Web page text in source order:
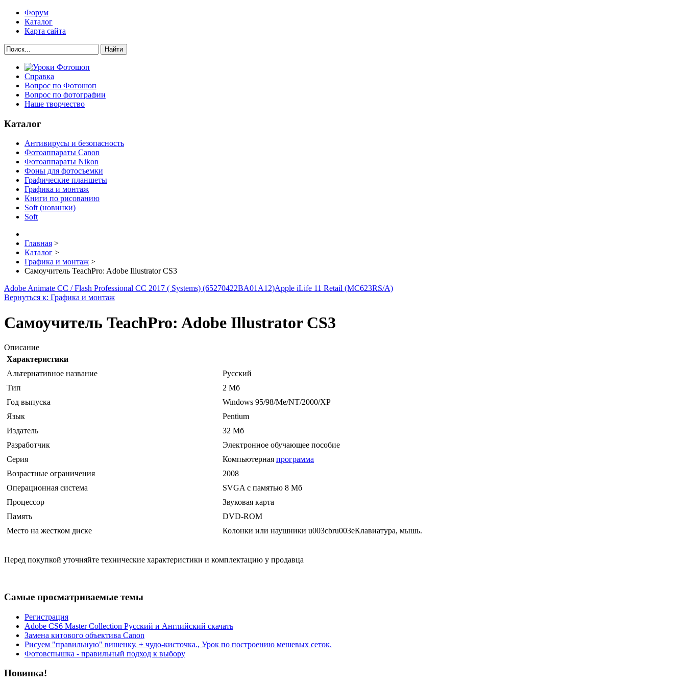
Форум
Каталог
Карта сайта
Найти
Справка
Вопрос по Фотошоп
Вопрос по фотографии
Наше творчество
Каталог
Антивирусы и безопасность
Фотоаппараты Canon
Фотоаппараты Nikon
Фоны для фотосъемки
Графические планшеты
Графика и монтаж
Книги по рисованию
Soft (новинки)
Soft
Главная >
Каталог >
Графика и монтаж >
Самоучитель TeachPro: Adobe Illustrator CS3
Adobe Animate CC / Flash Professional CC 2017 ( Systems) (65270422BA01A12)Apple iLife 11 Retail (MC623RS/A)
Вернуться к: Графика и монтаж
Самоучитель TeachPro: Adobe Illustrator CS3
Описание
Характеристики
Альтернативное название
Русский
Тип
2 Мб
Год выпуска
Windows 95/98/Me/NT/2000/ХР
Язык
Pentium
Издатель
32 Мб
Разработчик
Электронное обучающее пособие
Серия
Компьютерная программа
Возрастные ограничения
2008
Операционная система
SVGA с памятью 8 Мб
Процессор
Звуковая карта
Память
DVD-ROM
Место на жестком диске
Колонки или наушники u003cbru003eКлавиатура, мышь.
Перед покупкой уточняйте технические характеристики и комплектацию у продавца
Самые просматриваемые темы
Регистрация
Adobe CS6 Master Collection Русский и Английский скачать
Замена китового объектива Canon
Рисуем "правильную" вишенку. + чудо-кисточка., Урок по построению мешевых сеток.
Фотовспышка - правильный подход к выбору
Новинка!